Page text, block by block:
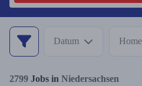
Datum
2799 Jobs in Niedersachsen